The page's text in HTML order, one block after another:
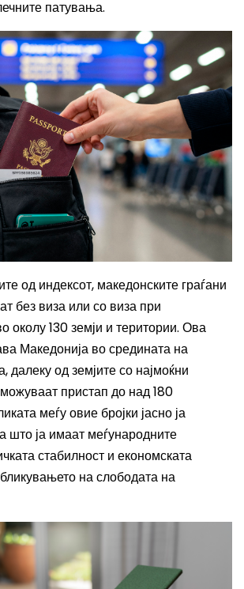
патувања.
од индексот, македонските граѓани
без виза или со виза при
околу 130 земји и територии. Ова
Македонија во средината на
далеку од земјите со најмоќни
пристап до над 180
меѓу овие бројки јасно ја
што ја имаат меѓународните
стабилност и економската
на слободата на